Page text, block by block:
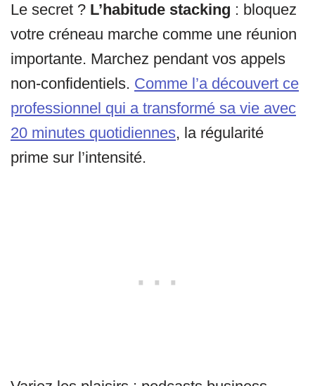
Le secret ? L’habitude stacking : bloquez
votre créneau marche comme une réunion
importante. Marchez pendant vos appels
non-confidentiels. Comme l’a découvert ce
professionnel qui a transformé sa vie avec
20 minutes quotidiennes, la régularité
prime sur l’intensité.